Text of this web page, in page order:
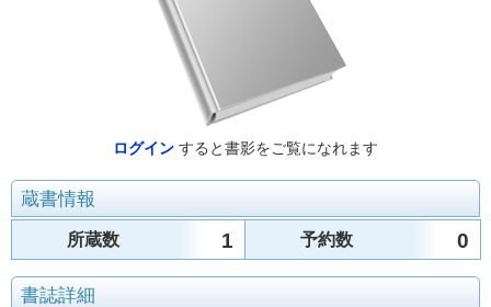
ログイン すると書影をご覧になれます
蔵書情報
所蔵数 1 予約数 0
書誌詳細